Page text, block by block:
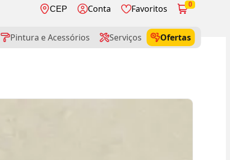
CEP Conta Favoritos 0
Pintura e Acessórios Serviços
Ofertas